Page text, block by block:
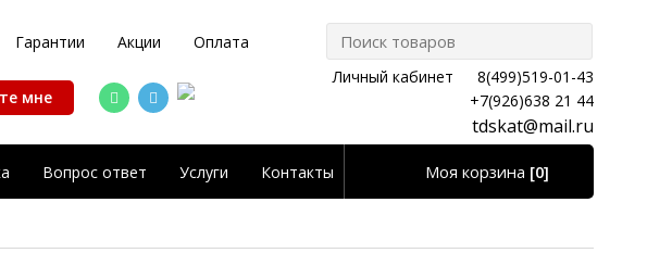
мне
Гарантии Акции
Оплата
8(499)519-01-43
+7(926)638 21 44
tdskat@mail.ru
Личный кабинет
Вопрос ответ Услуги Контакты Личный кабинет
Моя корзина [0]